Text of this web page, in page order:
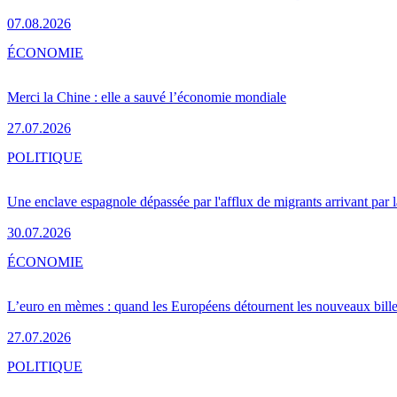
07.08.2026
Merci la Chine : elle a sauvé l’économie mondiale
27.07.2026
ÉCONOMIE
Une enclave espagnole dépassée par l'afflux de migrants arrivant par
30.07.2026
POLITIQUE
L’euro en mèmes : quand les Européens détournent les nouveaux
27.07.2026
ÉCONOMIE
POLITIQUE